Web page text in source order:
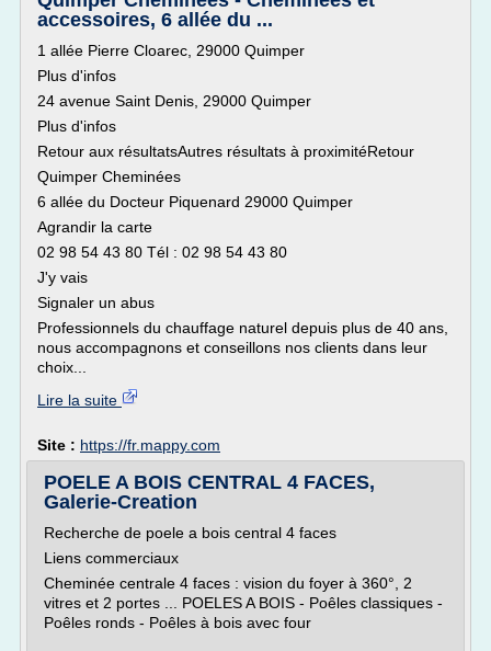
accessoires, 6 allée du ...
1 allée Pierre Cloarec, 29000 Quimper
Plus d'infos
24 avenue Saint Denis, 29000 Quimper
Plus d'infos
Retour aux résultatsAutres résultats à proximitéRetour
Quimper Cheminées
6 allée du Docteur Piquenard 29000 Quimper
Agrandir la carte
02 98 54 43 80 Tél : 02 98 54 43 80
J'y vais
Signaler un abus
Professionnels du chauffage naturel depuis plus de 40 ans,
nous accompagnons et conseillons nos clients dans leur
choix...
Lire la suite
Site : https://fr.mappy.com
POELE A BOIS CENTRAL 4 FACES,
Galerie-Creation
Recherche de poele a bois central 4 faces
Liens commerciaux
Cheminée centrale 4 faces : vision du foyer à 360°, 2
vitres et 2 portes ... POELES A BOIS - Poêles classiques -
Poêles ronds - Poêles à bois avec four